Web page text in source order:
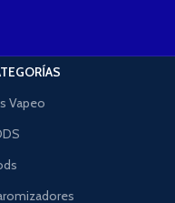
Vapeo